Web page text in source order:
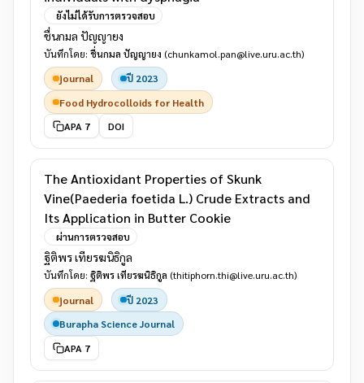
ยังไม่ได้รับการตรวจสอบ
ชื่นกมล ปัญญายง
บันทึกโดย: ชื่นกมล ปัญญายง (chunkamol.pan@live.uru.ac.th)
journal
ปี 2023
Food Hydrocolloids for Health
APA 7
DOI
The Antioxidant Properties of Skunk
Vine(Paederia foetida L.) Crude Extracts and
Its Application in Butter Cookie
ผ่านการตรวจสอบ
ฐิติพร เทียรฆนิธิกูล
บันทึกโดย: ฐิติพร เทียรฆนิธิกูล (thitiphorn.thi@live.uru.ac.th)
journal
ปี 2023
Burapha Science Journal
APA 7